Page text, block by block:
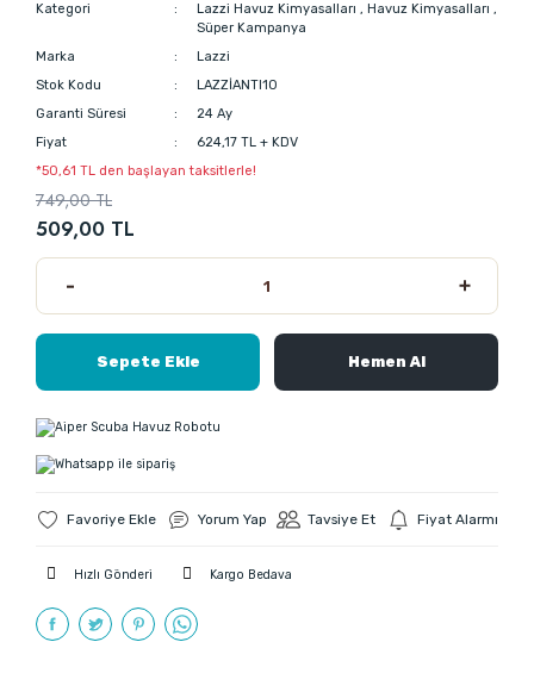
Kategori Lazzi Havuz Kimyasalları , Havuz Kimyasalları ,
Süper Kampanya
Marka
Lazzi
Stok Kodu
LAZZİANTI10
Garanti Süresi
24 Ay
Fiyat
624,17 TL + KDV
*50,61 TL den başlayan taksitlerle!
749,00 TL
509,00 TL
Sepete Ekle Hemen Al
Yorum Yap Tavsiye Et Fiyat Alarmı
Hızlı Gönderi Kargo Bedava